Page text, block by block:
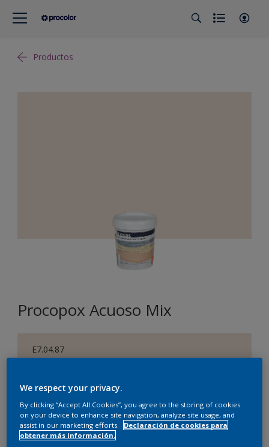
Productos
Procopox Acuoso Mix
E7.04.87
Tamaño
5 litros
We respect your privacy.
By clicking “Accept All Cookies”, you agree to the storing of cookies
on your device to enhance site navigation, analyze site usage, and
assist in our marketing efforts.
Declaración de cookies para
obtener más información.